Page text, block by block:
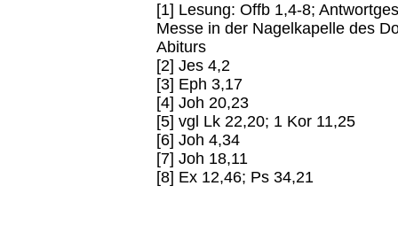
[1] Lesung: Offb 1,4-8;
Messe in der Nagelkapelle des
Abiturs
[2] Jes 4,2
[3] Eph 3,17
[4] Joh 20,23
[5] vgl Lk 22,20; 1 Kor 11,25
[6] Joh 4,34
[7] Joh 18,11
[8] Ex 12,46; Ps 34,21